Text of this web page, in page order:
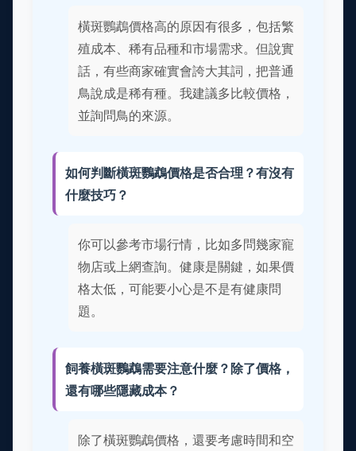
橫斑鸚鵡價格高的原因有很多，包括繁
殖成本、稀有品種和市場需求。但說實
話，有些商家確實會誇大其詞，把普通
鳥說成是稀有種。我建議多比較價格，
並詢問鳥的來源。
如何判斷橫斑鸚鵡價格是否合理？有沒有
什麼技巧？
你可以參考市場行情，比如多問幾家寵
物店或上網查詢。健康是關鍵，如果價
格太低，可能要小心是不是有健康問
題。
飼養橫斑鸚鵡需要注意什麼？除了價格，
還有哪些隱藏成本？
除了橫斑鸚鵡價格，還要考慮時間和空